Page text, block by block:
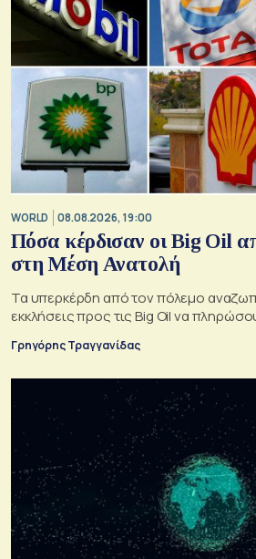
WORLD 08.08.2026, 19:00
Πόσα κέρδισαν οι Big Oil
στη Μέση Ανατολή
Τα υπερκέρδη από τον πόλεμο
εκκλήσεις προς τις Big Oil να
Γρηγόρης Τραγγανίδας